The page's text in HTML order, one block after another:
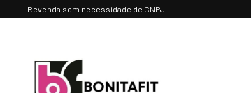
Parcele até 3x sem juros 💳